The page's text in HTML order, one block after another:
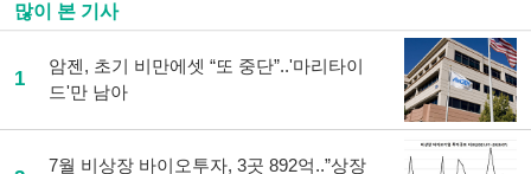
많이 본 기사
1
암젠, 초기 비만에셋 “또 중단”..'마리타이
드'만 남아
7월 비상장 바이오투자, 3곳 892억..”상장